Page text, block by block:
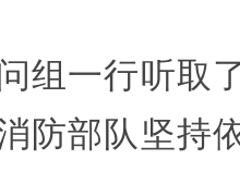
一行听取了
防部队坚持